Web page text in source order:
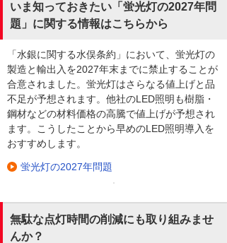
いま知っておきたい「蛍光灯の2027年問
題」に関する情報はこちらから
「水銀に関する水俣条約」において、蛍光灯の
製造と輸出入を2027年末までに禁止することが
合意されました。蛍光灯はさらなる値上げと品
不足が予想されます。他社のLED照明も樹脂・
鋼材などの材料価格の高騰で値上げが予想され
ます。こうしたことから早めのLED照明導入を
おすすめします。
蛍光灯の2027年問題
無駄な点灯時間の削減にも取り組みませ
んか？